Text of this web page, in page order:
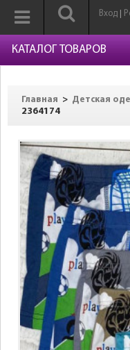
Вход
КАТАЛОГ ТОВАРОВ
Главная > Детская
2364174